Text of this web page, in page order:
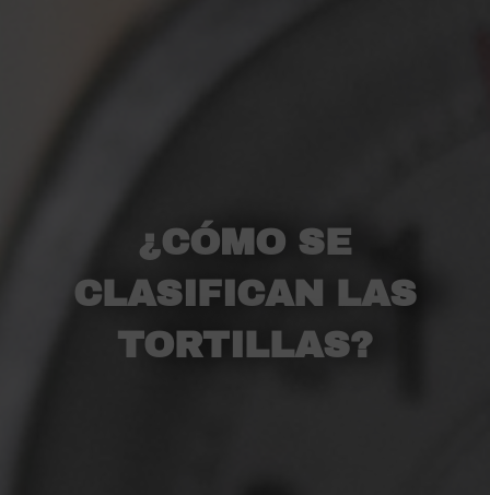
¿CÓMO SE
CLASIFICAN LAS
TORTILLAS?